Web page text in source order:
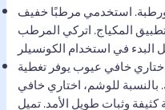
ورطبة. استخدمي مرطبًا خفيف
المكياج. اتركي المرطب
خافي عيوب يوفر تغطية
للوشم، اختاري خافي
وثبات طويل الأمد. تميل